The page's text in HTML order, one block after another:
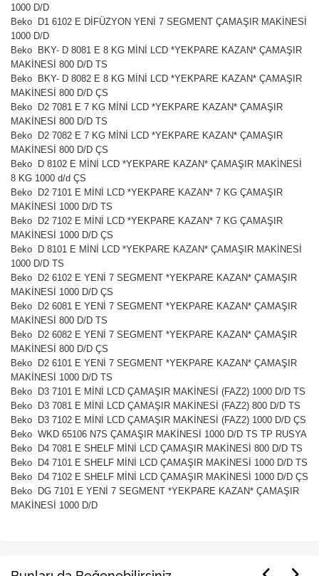
1000 D/D
Beko D1 6102 E DİFÜZYON YENİ 7 SEGMENT ÇAMAŞIR MAKİNESİ
1000 D/D
Beko BKY- D 8081 E 8 KG MİNİ LCD *YEKPARE KAZAN* ÇAMAŞIR
MAKİNESİ 800 D/D TS
Beko BKY- D 8082 E 8 KG MİNİ LCD *YEKPARE KAZAN* ÇAMAŞIR
MAKİNESİ 800 D/D ÇS
Beko D2 7081 E 7 KG MİNİ LCD *YEKPARE KAZAN* ÇAMAŞIR
MAKİNESİ 800 D/D TS
Beko D2 7082 E 7 KG MİNİ LCD *YEKPARE KAZAN* ÇAMAŞIR
MAKİNESİ 800 D/D ÇS
Beko D 8102 E MİNİ LCD *YEKPARE KAZAN* ÇAMAŞIR MAKİNESİ
8 KG 1000 d/d ÇS
Beko D2 7101 E MİNİ LCD *YEKPARE KAZAN* 7 KG ÇAMAŞIR
MAKİNESİ 1000 D/D TS
Beko D2 7102 E MİNİ LCD *YEKPARE KAZAN* 7 KG ÇAMAŞIR
MAKİNESİ 1000 D/D ÇS
Beko D 8101 E MİNİ LCD *YEKPARE KAZAN* ÇAMAŞIR MAKİNESİ
1000 D/D TS
Beko D2 6102 E YENİ 7 SEGMENT *YEKPARE KAZAN* ÇAMAŞIR
MAKİNESİ 1000 D/D ÇS
Beko D2 6081 E YENİ 7 SEGMENT *YEKPARE KAZAN* ÇAMAŞIR
MAKİNESİ 800 D/D TS
Beko D2 6082 E YENİ 7 SEGMENT *YEKPARE KAZAN* ÇAMAŞIR
MAKİNESİ 800 D/D ÇS
Beko D2 6101 E YENİ 7 SEGMENT *YEKPARE KAZAN* ÇAMAŞIR
MAKİNESİ 1000 D/D TS
Beko D3 7101 E MİNİ LCD ÇAMAŞIR MAKİNESİ (FAZ2) 1000 D/D TS
Beko D3 7081 E MİNİ LCD ÇAMAŞIR MAKİNESİ (FAZ2) 800 D/D TS
Beko D3 7102 E MİNİ LCD ÇAMAŞIR MAKİNESİ (FAZ2) 1000 D/D ÇS
Beko WKD 65106 N7S ÇAMAŞIR MAKİNESİ 1000 D/D TS TP RUSYA
Beko D4 7081 E SHELF MİNİ LCD ÇAMAŞIR MAKİNESİ 800 D/D TS
Beko D4 7101 E SHELF MİNİ LCD ÇAMAŞIR MAKİNESİ 1000 D/D TS
Beko D4 7102 E SHELF MİNİ LCD ÇAMAŞIR MAKİNESİ 1000 D/D ÇS
Beko DG 7101 E YENİ 7 SEGMENT *YEKPARE KAZAN* ÇAMAŞIR
MAKİNESİ 1000 D/D